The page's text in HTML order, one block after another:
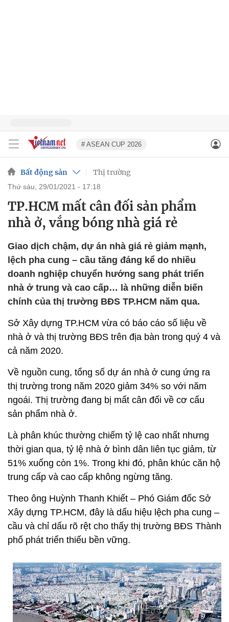
# ASEAN CUP 2026
Bất động sản Thị trường
thứ sáu, 29/01/2021 - 17:18
TP.HCM mất cân đối sản phẩm
nhà ở, vắng bóng nhà giá rẻ
Giao dịch chậm, dự án nhà giá rẻ giảm mạnh,
lệch pha cung – cầu tăng đáng kể do nhiều
doanh nghiệp chuyển hướng sang phát triển
nhà ở trung và cao cấp… là những diễn biến
chính của thị trường BĐS TP.HCM năm qua.
Sở Xây dựng TP.HCM vừa có báo cáo số liệu về
nhà ở và thị trường BĐS trên địa bàn trong quý 4 và
cả năm 2020.
Về nguồn cung, tổng số dự án nhà ở cung ứng ra
thị trường trong năm 2020 giảm 34% so với năm
ngoái. Thị trường đang bị mất cân đối về cơ cấu
sản phẩm nhà ở.
Là phân khúc thường chiếm tỷ lệ cao nhất nhưng
thời gian qua, tỷ lệ nhà ở bình dân liên tục giảm, từ
51% xuống còn 1%. Trong khi đó, phân khúc căn hộ
trung cấp và cao cấp không ngừng tăng.
Theo ông Huỳnh Thanh Khiết – Phó Giám đốc Sở
Xây dựng TP.HCM, đây là dấu hiệu lệch pha cung –
cầu và chỉ dấu rõ rệt cho thấy thị trường BĐS Thành
phố phát triển thiếu bền vững.